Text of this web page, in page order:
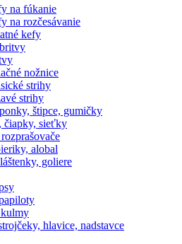
na fúkanie
na rozčesávanie
kefy
nožnice
strihy
strihy
štipce, gumičky
čiapky, sieťky
alobal
goliere
hlavice, nadstavce